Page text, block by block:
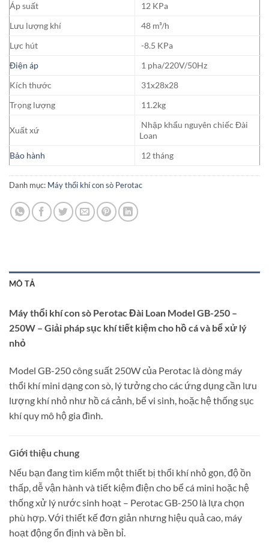
Áp suất
12 KPa
Lưu lượng khí
48 m³/h
Lực hút
-8.5 KPa
Điện áp
1 pha/220V/50Hz
Kích thước
31x28x28
Trọng lượng
11.2kg
Xuất xứ
Nhập khẩu nguyên chiếc Đài
Loan
Bảo hành
12 tháng
Danh mục: Máy thổi khí con sò Perotac
MÔ TẢ
Máy thổi khí con sò Perotac Đài Loan Model GB-250 –
250W – Giải pháp sục khí tiết kiệm cho hồ cá và bể xử lý
nhỏ
Model GB-250 công suất 250W của Perotac là dòng máy
thổi khí mini dạng con sò, lý tưởng cho các ứng dụng cần lưu
lượng khí nhỏ như hồ cá cảnh, bể vi sinh, hoặc hệ thống sục
khí quy mô hộ gia đình.
Giới thiệu chung
Nếu bạn đang tìm kiếm một thiết bị thổi khí nhỏ gọn, độ ồn
thấp, dễ vận hành và tiết kiệm điện cho bể cá mini hoặc hệ
thống xử lý nước sinh hoạt – Perotac GB-250 là lựa chọn
phù hợp. Với thiết kế đơn giản nhưng hiệu quả cao, máy
hoạt động ổn định và bền bỉ.